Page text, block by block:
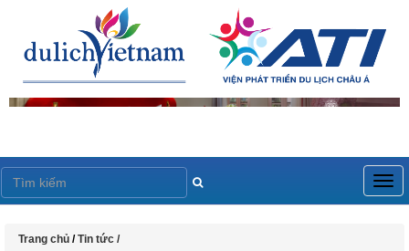
Trang chủ /Tin tức /